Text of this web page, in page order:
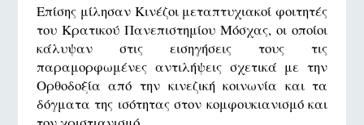
Επίσης μίλησαν Κινέζοι μεταπτυχιακοί φοιτητές
του Κρατικού Πανεπιστημίου Μόσχας, οι οποίοι
κάλυψαν στις εισηγήσεις τους τις
παραμορφωμένες αντιλήψεις σχετικά με την
Ορθοδοξία από την κινεζική κοινωνία και τα
δόγματα της ισότητας στον κομφουκιανισμό και